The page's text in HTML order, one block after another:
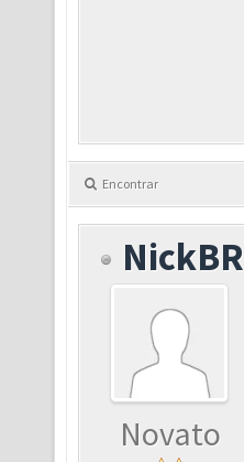
Encontrar
NickBR
Novato